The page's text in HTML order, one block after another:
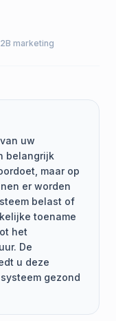
marketing
uw
belangrijk
maar op
er worden
belast of
toename
het
De
u deze
gezond